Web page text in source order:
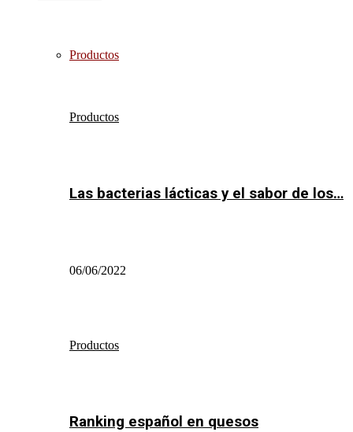
Productos
Productos
Las bacterias lácticas y el sabor de los…
06/06/2022
Productos
Ranking español en quesos